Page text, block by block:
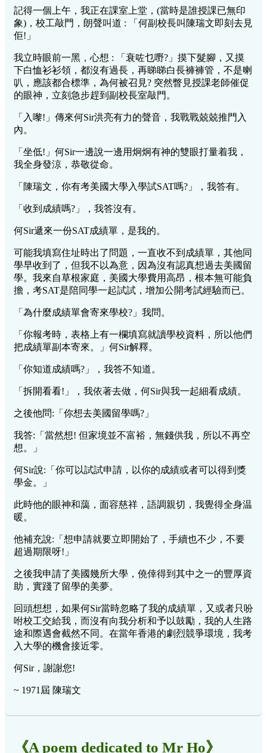
記得一個上午，我正在課室上堂，(當時是誰授課已無印
象)，校工敲門，朗聲叫道 : 「何副校長叫陳瑞文即刻去見
佢!」
我立時眼前一黑，心想 : 「衰咗乜嘢?」摸下髮腳，又摸
下白恤衫衫領，都沒有過長，再睇睇白長褲褲管，不是喇
叭，應該都合標準，為何被召見? 突然瞥見授課老師催促
的眼神，立刻急步趕到副校長室敲門。
「入嚟!」傳來何Sir洪亮有力的聲音，我戰戰兢兢推門入
內。
「坐低!」何Sir一邊說一邊用炯炯有神的雙眼打量着我，
我全身發涼，恭敬從命。
「陳瑞文，你有考美國大學入學試SAT嗎?」，我答有。
「收到成績嗎?」，我答沒有。
何Sir遞來一份SAT成績單，是我的。
可能我填寫住址時出了問題，一直收不到成績單，其他同
學早收到了，但我不以為意，因為沒有認真想過去美國留
學。我來自草根家庭，美國大學費用高昂，根本無可能負
擔，考SAT是陪同學一起試試，增加公開考試經驗而已。
「為什麼成績單會寄來學校?」我問。
「你報考時，表格上有一欄填寫就讀學校資料，所以他們
把成績單副本寄來。」何Sir解釋。
「你知道成績嗎?」，我答不知道。
「拆開看看!」，我依著去做，何Sir與我一起細看成績。
之後他問:「你想去美國留學嗎?」
我答:「當然想! 但家境並不富裕，無錢供我，所以不再空
想。」
何Sir說:「你可以試試申請，以你的成績或者可以得到獎
學金。」
此時他的眼神和藹，面容慈祥，語調親切，我覺得全身温
暖。
他補充說:「想申請就要立即開始了，手續也不少，不要
超過期限呀!」
之後我申請了美國幾所大學，僥倖得到其中之一的豐厚資
助，實踐了留學的美夢。
回頭想想，如果何Sir當時忽略了我的成績單，又或者只吩
咐校工交給我，而沒有向我分析和予以鼓勵，我的人生路
途和際遇會截然不同。在當年香港的劇烈競爭環境，我考
入大學的機會接近零。
何Sir，謝謝您!
~ 1971屆 陳瑞文
《A poem dedicated to Mr Ho》 __